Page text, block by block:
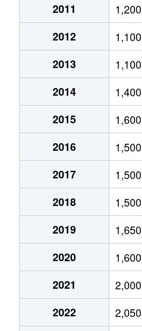
厚別中央１条
1,800万円
厚別中央１条
1,800万円
厚別中央２条
3,500万円
厚別中央２条
1,900万円
厚別中央２条
3,200万円
厚別中央２条
3,500万円
厚別中央３条
1,100万円
厚別中央３条
2,500万円
厚別中央３条
2,500万円
厚別中央３条
2,400万円
厚別中央４条
1,500万円
厚別中央４条
2,400万円
2011
1,200
2012
1,100
2013
1,100
2014
1,400
2015
1,600
2016
1,500
2017
1,500
2018
1,500
2019
1,650
2020
1,600
2021
2,000
2022
2,050